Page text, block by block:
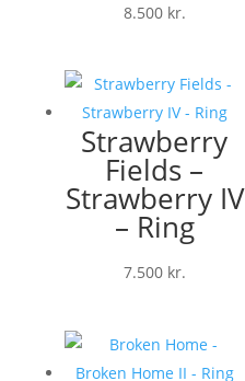
8.500 kr.
Strawberry
Fields –
Strawberry IV
– Ring
7.500 kr.